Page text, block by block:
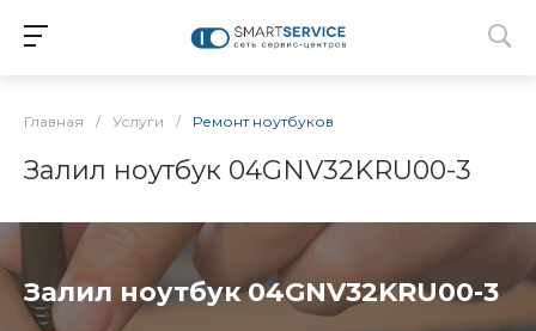
Главная / Услуги / Ремонт ноутбуков
Залил ноутбук 04GNV32KRU00-3
Залил ноутбук 04GNV32KRU00-3